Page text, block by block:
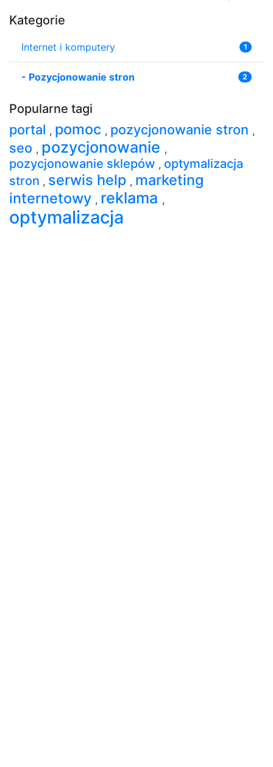
Kategorie
Internet i komputery 1
- Pozycjonowanie stron 2
Popularne tagi
portal , pomoc , pozycjonowanie stron ,
seo , pozycjonowanie ,
pozycjonowanie sklepów , optymalizacja
stron , serwis help , marketing
internetowy , reklama ,
optymalizacja